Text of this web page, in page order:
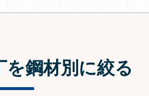
を鋼材別に絞る